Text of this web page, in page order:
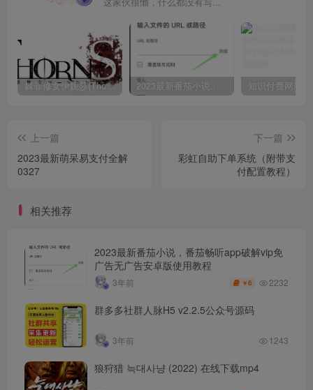
棘罪修女伊妮莎(ThornSin) ver0.11 官方中文版 ACT游戏&神作 2.1G
上一篇
2023最新萌呆易支付全解
0327
下一篇
彩虹自助下单系统（附带支
付配置教程）
相关推荐
2023最新番茄小说，番茄畅听app破解vip免
广告无广告安卓版使用教程
3年前 ￥6 2232
群多多社群人脉H5 v2.2.5公众号源码
3年前 1243
狼狩猎 늑대사냥 (2022) 在线下载mp4